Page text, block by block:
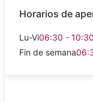
Horarios de
Lu-Vi06:30 - 10:30
Fin de semana